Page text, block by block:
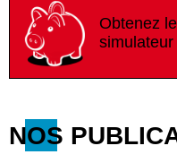
Obtenez
simulateur
NOS